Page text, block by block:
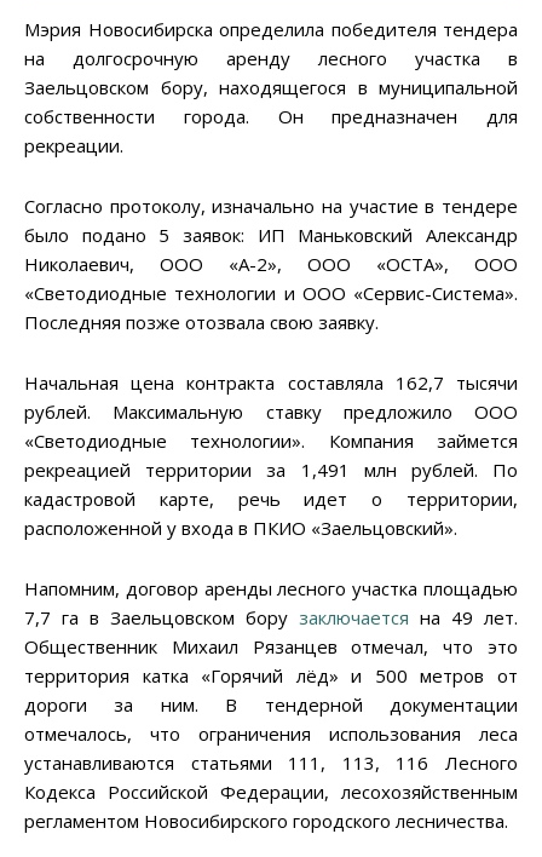
Мэрия Новосибирска определила победителя тендера
на долгосрочную аренду лесного участка в
Заельцовском бору, находящегося в муниципальной
собственности города. Он предназначен для
рекреации.
Согласно протоколу, изначально на участие в тендере
было подано 5 заявок: ИП Маньковский Александр
Николаевич, ООО «А-2», ООО «ОСТА», ООО
«Светодиодные технологии и ООО «Сервис-Система».
Последняя позже отозвала свою заявку.
Начальная цена контракта составляла 162,7 тысячи
рублей. Максимальную ставку предложило ООО
«Светодиодные технологии». Компания займется
рекреацией территории за 1,491 млн рублей. По
кадастровой карте, речь идет о территории,
расположенной у входа в ПКИО «Заельцовский».
Напомним, договор аренды лесного участка площадью
7,7 га в Заельцовском бору заключается на 49 лет.
Общественник Михаил Рязанцев отмечал, что это
территория катка «Горячий лёд» и 500 метров от
дороги за ним. В тендерной документации
отмечалось, что ограничения использования леса
устанавливаются статьями 111, 113, 116 Лесного
Кодекса Российской Федерации, лесохозяйственным
регламентом Новосибирского городского лесничества.